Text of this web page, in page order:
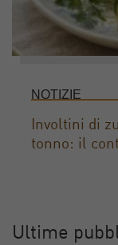
NOTIZIE
Involtini di
tonno: il
Ultime